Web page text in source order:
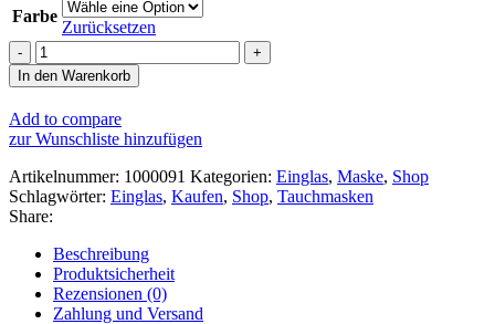
Farbe
Zurücksetzen
Tusa
Tina
FD
Maske
Menge
In den Warenkorb
Add to compare
zur Wunschliste hinzufügen
Artikelnummer: 1000091 Kategorien: Einglas, Maske, Shop
Schlagwörter: Einglas, Kaufen, Shop, Tauchmasken
Share:
Beschreibung
Produktsicherheit
Rezensionen (0)
Zahlung und Versand